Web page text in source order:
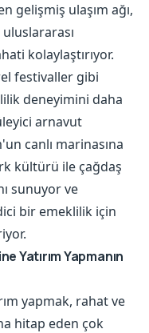
gelişmiş ulaşım ağı,
kolaylaştırıyor.
festivaller gibi
deneyimini daha
arnavut
canlı marinasına
kültürü ile çağdaş
sunuyor ve
bir emeklilik için
Yatırım Yapmanın
yapmak, rahat ve
hitap eden çok